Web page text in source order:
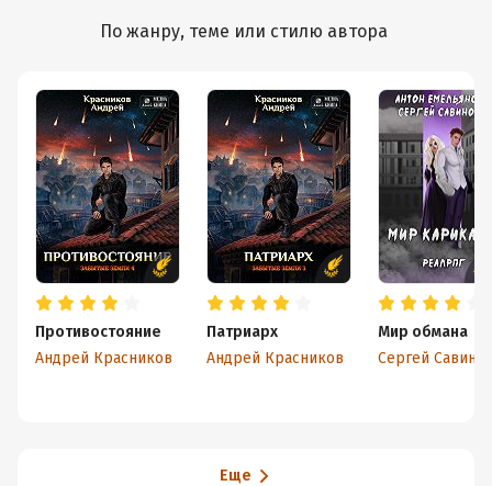
По жанру, теме или стилю автора
Противостояние
Андрей Красников
Патриарх
Андрей Красников
Мир обмана
Сергей
Еще